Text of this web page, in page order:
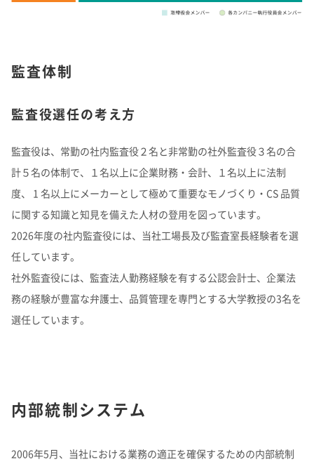
監査体制
監査役選任の考え方
監査役は、常勤の社内監査役２名と非常勤の社外監査役３名の合
計５名の体制で、１名以上に企業財務・会計、１名以上に法制
度、 1 名以上にメーカーとして極めて重要なモノづくり・CS 品質
に関する知識と知見を備えた人材の登用を図っています。
2026年度の社内監査役には、当社工場長及び監査室長経験者を選
任しています。
社外監査役には、監査法人勤務経験を有する公認会計士、企業法
務の経験が豊富な弁護士、品質管理を専門とする大学教授の3名を
選任しています。
内部統制システム
2006年5月、当社における業務の適正を確保するための内部統制